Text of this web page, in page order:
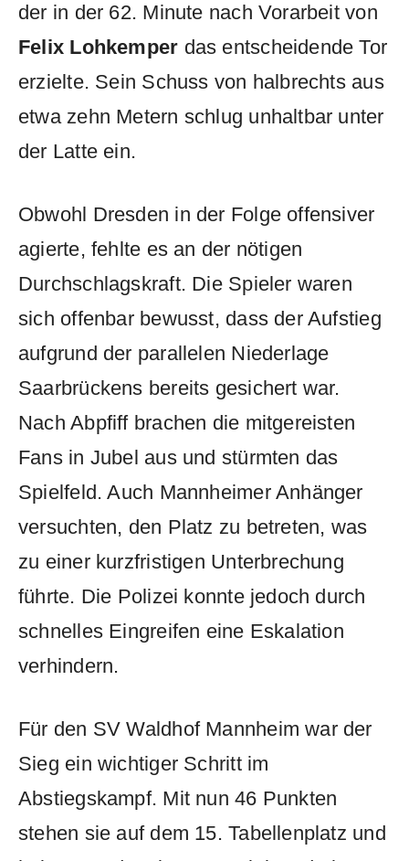
der in der 62. Minute nach Vorarbeit von
Felix Lohkemper das entscheidende Tor
erzielte. Sein Schuss von halbrechts aus
etwa zehn Metern schlug unhaltbar unter
der Latte ein.
Obwohl Dresden in der Folge offensiver
agierte, fehlte es an der nötigen
Durchschlagskraft. Die Spieler waren
sich offenbar bewusst, dass der Aufstieg
aufgrund der parallelen Niederlage
Saarbrückens bereits gesichert war.
Nach Abpfiff brachen die mitgereisten
Fans in Jubel aus und stürmten das
Spielfeld. Auch Mannheimer Anhänger
versuchten, den Platz zu betreten, was
zu einer kurzfristigen Unterbrechung
führte. Die Polizei konnte jedoch durch
schnelles Eingreifen eine Eskalation
verhindern.
Für den SV Waldhof Mannheim war der
Sieg ein wichtiger Schritt im
Abstiegskampf. Mit nun 46 Punkten
stehen sie auf dem 15. Tabellenplatz und